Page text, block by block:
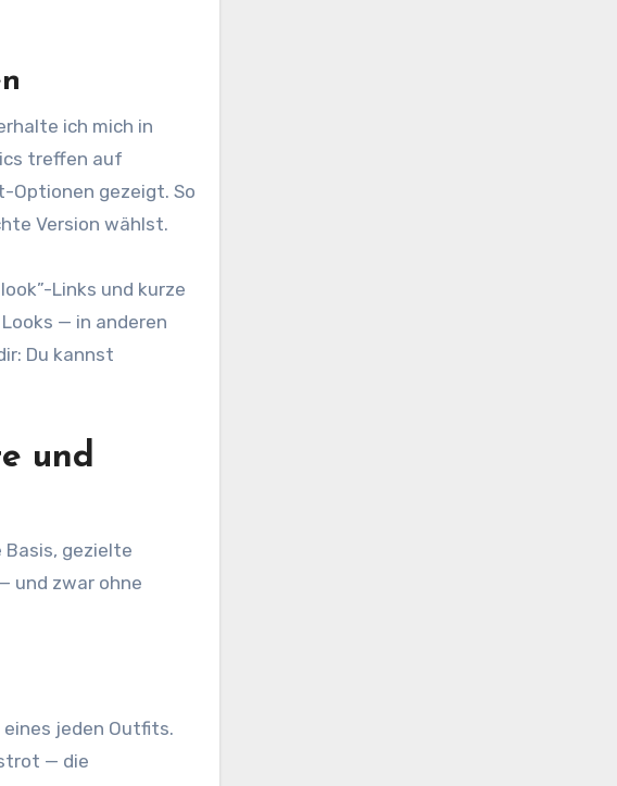
ich mich in
treffen auf
Optionen gezeigt. So
Version wählst.
Links und kurze
— in anderen
Du kannst
und
gezielte
und zwar ohne
eines jeden Outfits.
— die